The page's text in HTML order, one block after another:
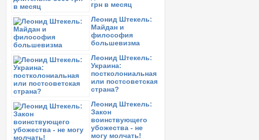
грн в месяц
Леонид Штекель:
Майдан и
философия
большевизма
Леонид Штекель:
Украина:
постколониальная
или постсоветская
страна?
Леонид Штекель:
Закон
воинствующего
убожества - не
могу молчать!